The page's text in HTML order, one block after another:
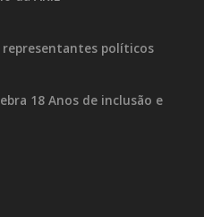
representantes políticos
18 Anos de inclusão e